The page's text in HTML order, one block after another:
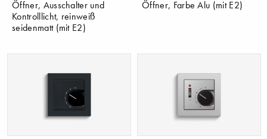
Öffner, Ausschalter und
Kontrolllicht, reinweiß
seidenmatt (mit E2)
Öffner, Farbe Alu (mit E2)